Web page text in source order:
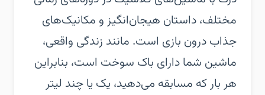
مختلف، داستان هیجان‌انگیز و مکانیک‌های
جذاب درون بازی است. مانند زندگی واقعی،
ماشین شما دارای باک سوخت است، بنابراین
هر بار که مسابقه می‌دهید، یک یا چند لیتر